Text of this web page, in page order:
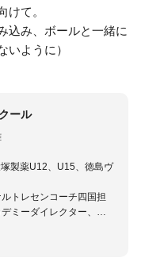
けて。
込み、ボールと一緒に
いように）
ール
製薬U12、U15、徳島ヴ
トレセンコーチ四国担
ミーダイレクター、
成講習会インストラクタ